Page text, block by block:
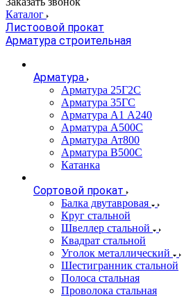
Каталог
Листоовой прокат
Арматура строительная
Арматура
Арматура 25Г2С
Арматура 35ГС
Арматура А1 А240
Арматура А500С
Арматура Ат800
Арматура В500С
Катанка
Сортовой прокат
Балка двутавровая
Круг стальной
Швеллер стальной
Квадрат стальной
Уголок металлический
Шестигранник стальной
Полоса стальная
Проволока стальная